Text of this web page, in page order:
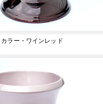
カラー・ワインレッド